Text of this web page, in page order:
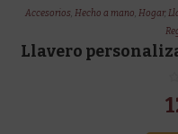
Accesorios,Hecho a mano,Hogar,
Llavero